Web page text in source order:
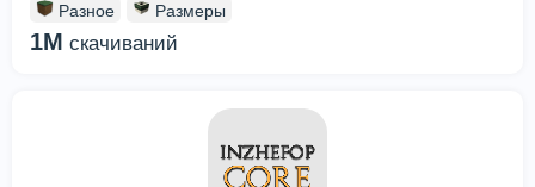
Разное Размеры
1M скачиваний